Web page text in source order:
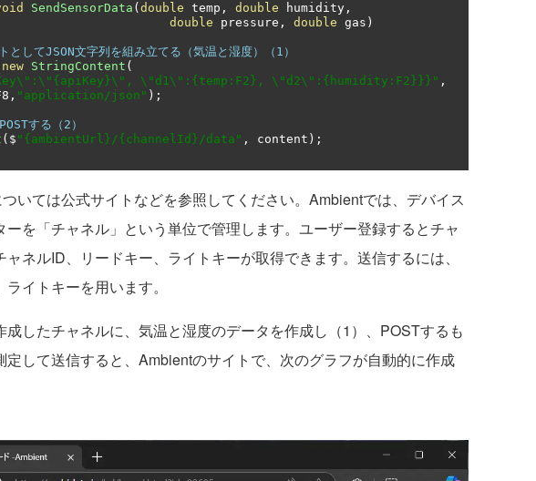
SendSensorData ( double temp , double humidity ,
double pressure , double gas )
してJSON文字列を組み立てる（気温と湿度）（1）
new StringContent (
\"d1\":{temp:F2}, \"d2\":{humidity:F2}}}" ,
, "application/json" );
する（2）
( $ "{ambientUrl}/{channelId}/data" , content );
いては公式サイトなどを参照してください。Ambientでは、デバイス
ーを「チャネル」という単位で管理します。ユーザー登録するとチャ
ネルID、リードキー、ライトキーが取得できます。送信するには、
イトキーを用います。
したチャネルに、気温と湿度のデータを作成し（1）、POSTするも
定して送信すると、Ambientのサイトで、次のグラフが自動的に作成